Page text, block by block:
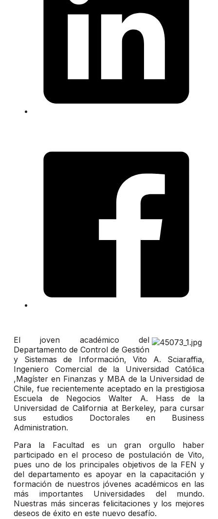
El joven académico del
Departamento de Control de Gestión
y Sistemas de Información, Vito A. Sciaraffia,
Ingeniero Comercial de la Universidad Católica
,Magíster en Finanzas y MBA de la Universidad de
Chile, fue recientemente aceptado en la prestigiosa
Escuela de Negocios Walter A. Hass de la
Universidad de California at Berkeley, para cursar
sus estudios Doctorales en Business
Administration.
Para la Facultad es un gran orgullo haber
participado en el proceso de postulación de Vito,
pues uno de los principales objetivos de la FEN y
del departamento es apoyar en la capacitación y
formación de nuestros jóvenes académicos en las
más importantes Universidades del mundo.
Nuestras más sinceras felicitaciones y los mejores
deseos de éxito en este nuevo desafío.